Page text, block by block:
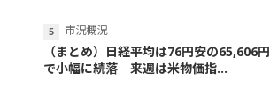
市況概況
（まとめ）日経平均は76円安の65,606円
で小幅に続落 来週は米物価指...